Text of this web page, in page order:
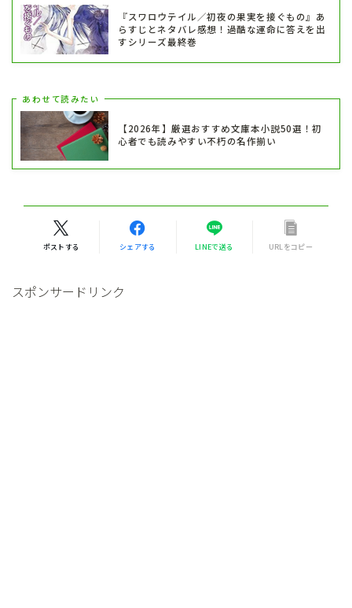
『スワロウテイル／初夜の果実を接ぐもの』あ
らすじとネタバレ感想！過酷な運命に答えを出
すシリーズ最終巻
あわせて読みたい
【2026年】厳選おすすめ文庫本小説50選！初
心者でも読みやすい不朽の名作揃い
ポストする シェアする LINEで送る URLをコピー
スポンサードリンク